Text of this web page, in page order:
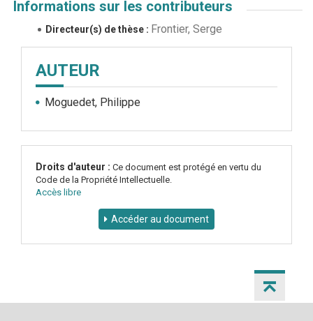
Informations sur les contributeurs
Directeur(s) de thèse : Frontier, Serge
AUTEUR
Moguedet, Philippe
Droits d'auteur : Ce document est protégé en vertu du
Code de la Propriété Intellectuelle.
Accès libre
Accéder au document